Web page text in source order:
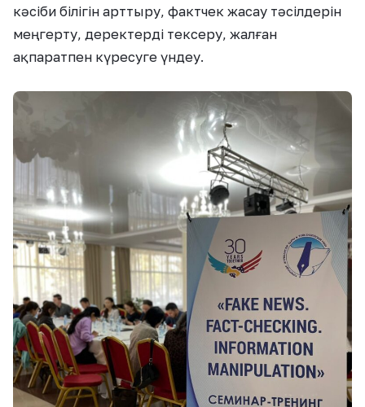
кәсіби білігін арттыру, фактчек жасау тәсілдерін
меңгерту, деректерді тексеру, жалған
ақпаратпен күресуге үндеу.